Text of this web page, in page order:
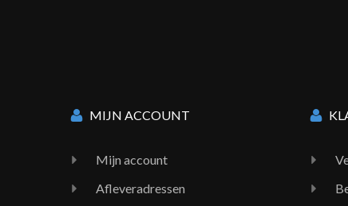
MIJN ACCOUNT
Mijn account
Afleveradressen